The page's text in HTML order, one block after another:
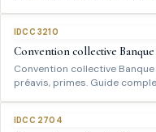
IDCC 3210
Convention collective Banque
Convention collective Banque
préavis, primes. Guide
IDCC 2704